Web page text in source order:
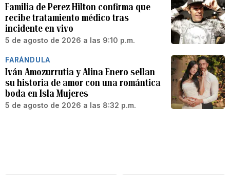
Familia de Perez Hilton confirma que
recibe tratamiento médico tras
incidente en vivo
5 de agosto de 2026 a las 9:10 p.m.
FARÁNDULA
Iván Amozurrutia y Alina Enero sellan
su historia de amor con una romántica
boda en Isla Mujeres
5 de agosto de 2026 a las 8:32 p.m.